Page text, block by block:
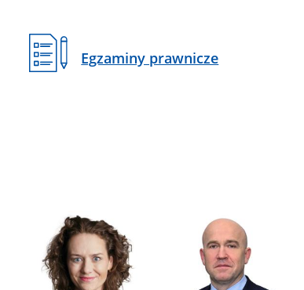
Egzaminy prawnicze